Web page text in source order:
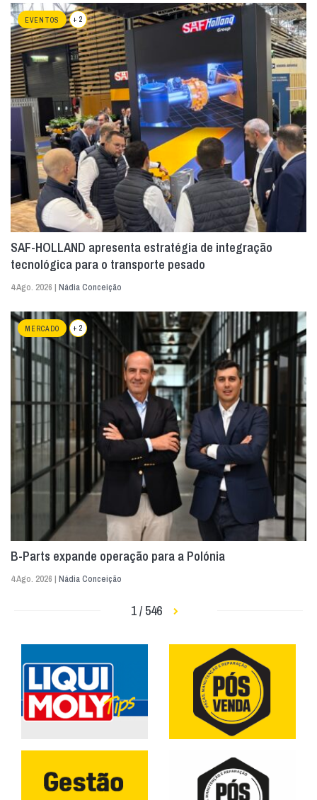
EVENTOS + 2
SAF-HOLLAND apresenta estratégia de integração
tecnológica para o transporte pesado
4 Ago. 2026 | Nádia Conceição
MERCADO + 2
B-Parts expande operação para a Polónia
4 Ago. 2026 | Nádia Conceição
1 / 546